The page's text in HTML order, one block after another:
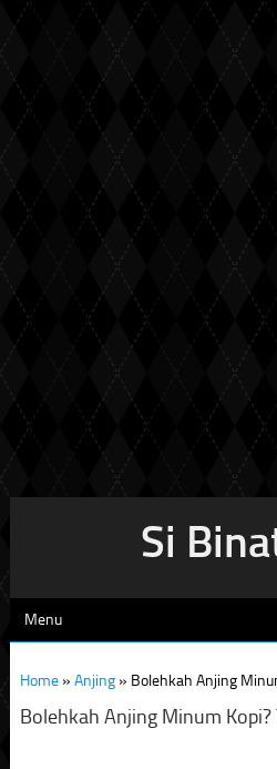
Si
Menu
Home» Anjing» Bolehkah Anjing
Bolehkah Anjing Minum Kopi?